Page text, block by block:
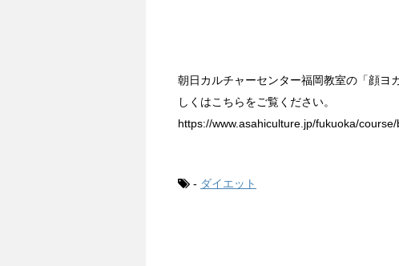
朝日カルチャーセンター福岡教室の「顔ヨ
しくはこちらをご覧ください。
https://www.asahiculture.jp/fukuoka/
- ダイエット